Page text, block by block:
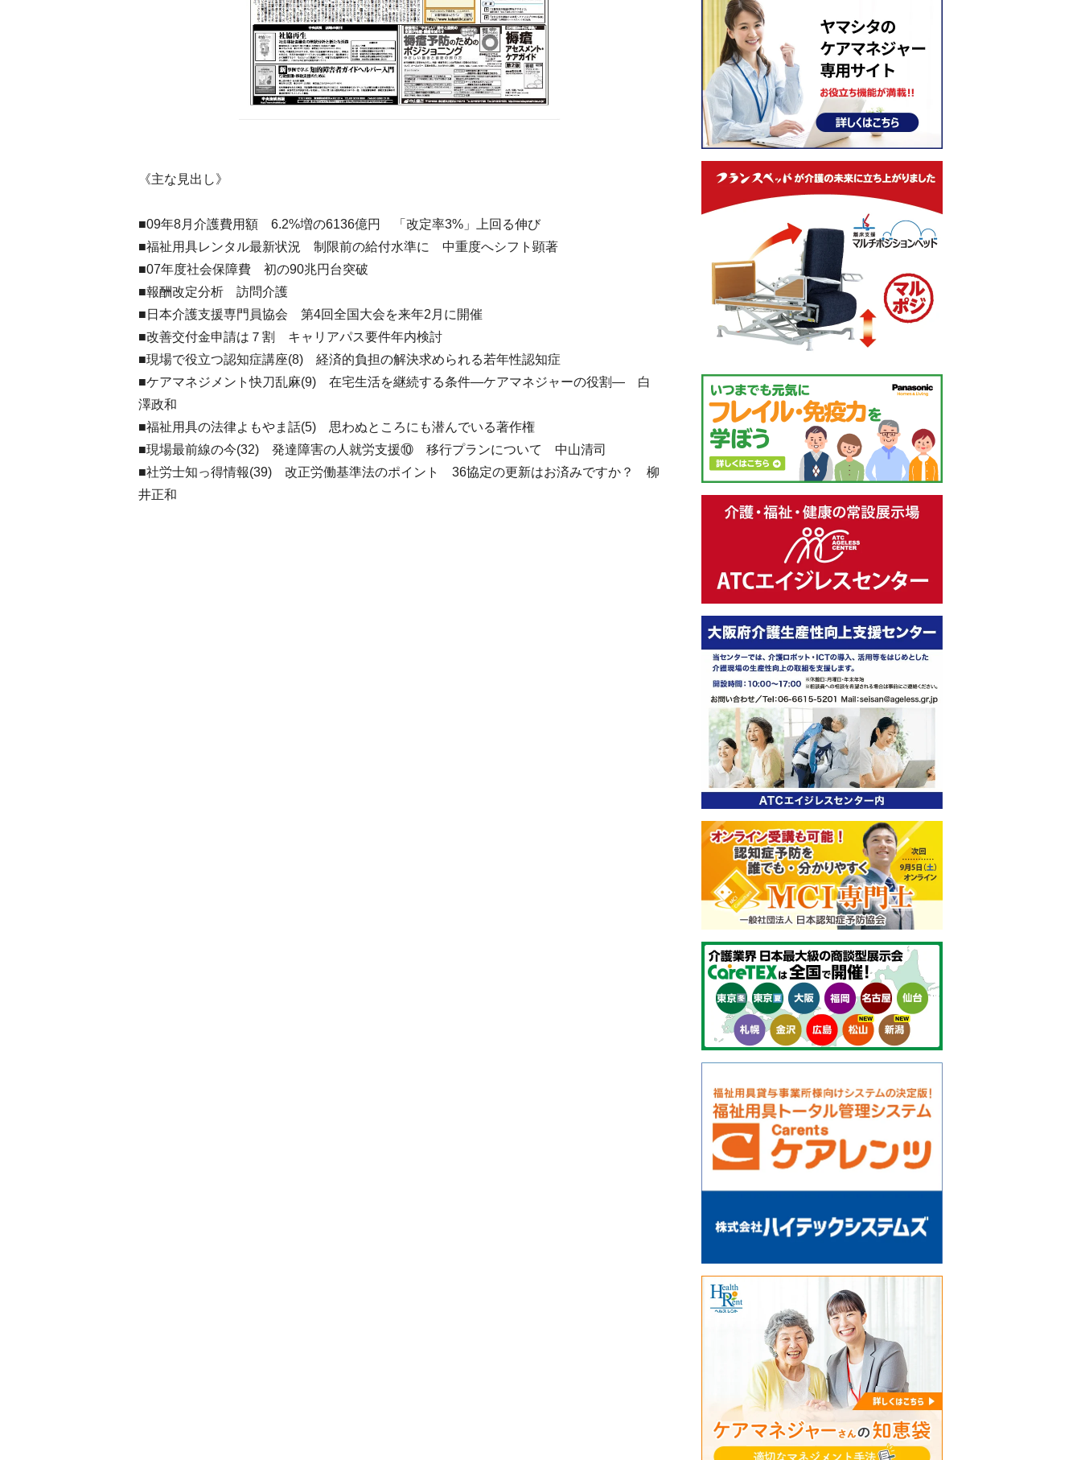
《主な見出し》
■09年8月介護費用額 6.2%増の6136億円 「改定率3%」上回る伸び
■福祉用具レンタル最新状況 制限前の給付水準に 中重度へシフト顕著
■07年度社会保障費 初の90兆円台突破
■報酬改定分析 訪問介護
■日本介護支援専門員協会 第4回全国大会を来年2月に開催
■改善交付金申請は７割 キャリアパス要件年内検討
■現場で役立つ認知症講座(8) 経済的負担の解決求められる若年性認知症
■ケアマネジメント快刀乱麻(9) 在宅生活を継続する条件―ケアマネジャーの役割― 白
澤政和
■福祉用具の法律よもやま話(5) 思わぬところにも潜んでいる著作権
■現場最前線の今(32) 発達障害の人就労支援⑩ 移行プランについて 中山清司
■社労士知っ得情報(39) 改正労働基準法のポイント 36協定の更新はお済みですか？ 柳
井正和